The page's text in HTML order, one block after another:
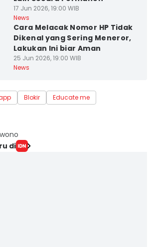
17 Jun 2026, 19:00 WIB
News
Cara Melacak Nomor HP Tidak
Dikenal yang Sering Meneror,
Lakukan Ini biar Aman
25 Jun 2026, 19:00 WIB
News
Blokir Educate me
di